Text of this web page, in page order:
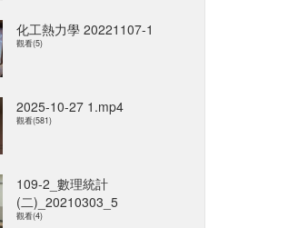
化工熱力學 20221107-1
觀看(5)
2025-10-27 1.mp4
觀看(581)
109-2_數理統計
(二)_20210303_5
觀看(4)